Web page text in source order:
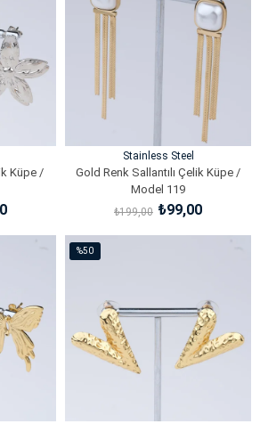
Küpe /
%50İndirim
Stainless Steel
Gold Renk Sallantılı Çelik Küpe /
Model 119
₺99,00
₺199,00
SEPETE EKLE
%50